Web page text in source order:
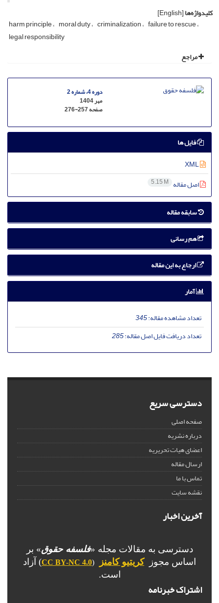
کلیدواژه‌ها[English]
harm principle moral duty criminalization failure to rescue
legal responsibility
مراجع
دوره 4، شماره 2
مهر 1404
صفحه276-257
فایل ها
اصل مقاله 5.15 M
سابقه مقاله
هم رسانی
ارجاع به این مقاله
آمار
تعداد مشاهده مقاله:345
تعداد دریافت فایل اصل مقاله:285
دسترسی سریع
صفحه اصلی
درباره نشریه
اعضای هیات تحریریه
ارسال مقاله
تماس با ما
نقشه سایت
آخرین اخبار
دسترسی به مقالات مجله «فلسفه حقوق» بر
اساس مجوزکریتیو کامنز (
CC BY-NC 4.0) آزاد
است.
اشتراک خبرنامه